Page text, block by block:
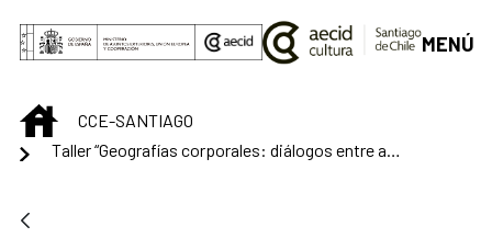
Saltar al contenido principal
MENÚ
INICIOCCE-SANTIAGO